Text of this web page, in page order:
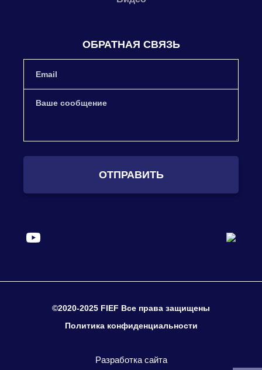
ОБРАТНАЯ СВЯЗЬ
ОТПРАВИТЬ
©2020-2025 FIEF Все права защищены
Политика конфиденциальности
Разработка сайта